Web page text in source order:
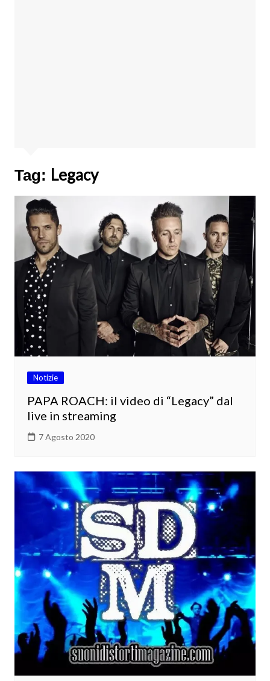
Tag: Legacy
Notizie
PAPA ROACH: il video di “Legacy” dal
live in streaming
7 Agosto 2020